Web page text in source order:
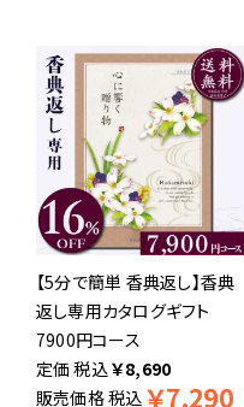
【5分で簡単 香典返し】香典
返し専用カタログギフト
7900円コース
税込￥8,690
販売価格税込 ￥7,290